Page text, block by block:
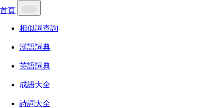
首頁
相似詞查詢
漢語詞典
英語詞典
成語大全
詩詞大全